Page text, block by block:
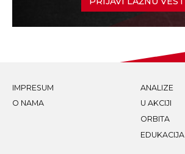
IMPRESUM
O NAMA
ANALIZE
U AKCIJI
ORBITA
EDUKACIJA